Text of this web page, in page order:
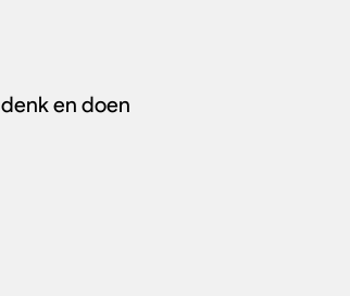
denk en doen